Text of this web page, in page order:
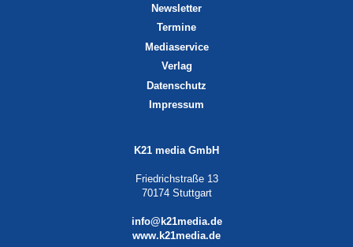
Newsletter
Termine
Mediaservice
Verlag
Datenschutz
Impressum
K21 media GmbH
Friedrichstraße 13
70174 Stuttgart
info@k21media.de
www.k21media.de